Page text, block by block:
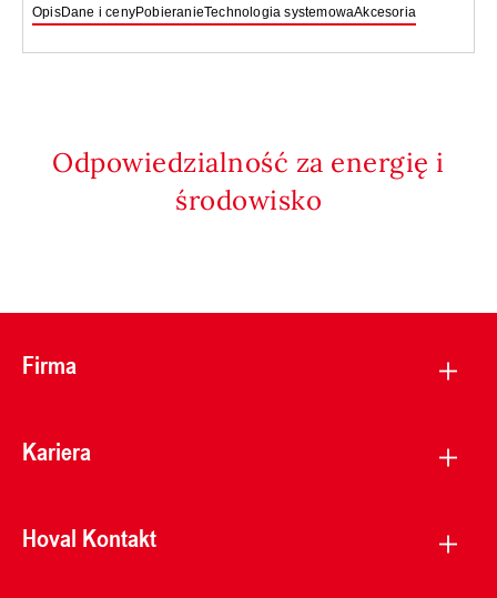
OpisDane i cenyPobieranieTechnologia systemowaAkcesoria
Odpowiedzialność za energię i
środowisko
Firma
Kariera
Hoval Kontakt